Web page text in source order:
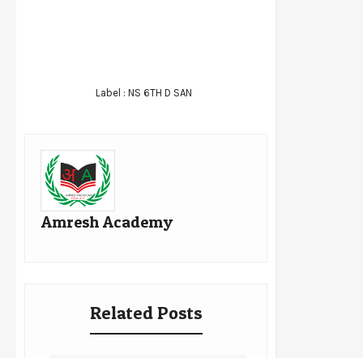
Label : NS 6TH D SAN
Amresh Academy
Related Posts